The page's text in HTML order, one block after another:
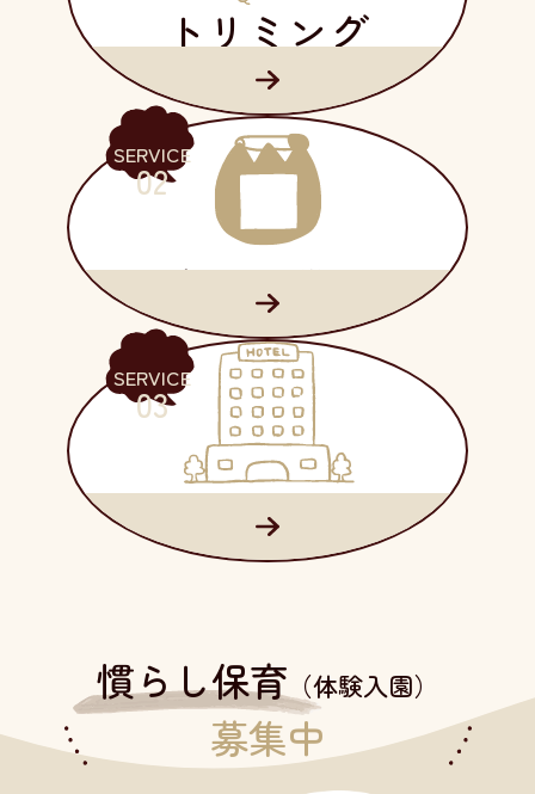
トリミング
（プードル専門）
SERVICE
02
犬の幼稚園
SERVICE
03
ペットホテル
慣らし保育 （体験入園）
募集中